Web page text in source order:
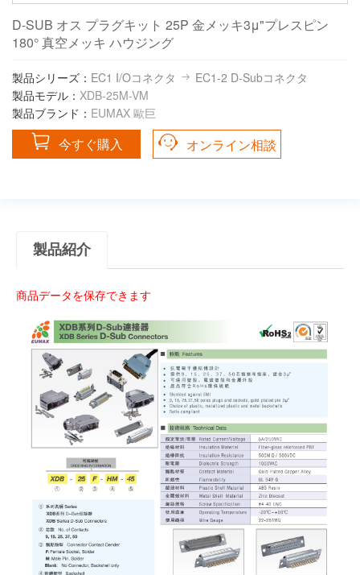
D-SUB オス プラグキット 25P 金メッキ3μ"プレスピン
180° 真空メッキ ハウジング
製品シリーズ： EC1 I/Oコネクタ
EC1-2 D-Subコネクタ
製品モデル： XDB-25M-VM
製品ブランド： EUMAX 歐巨
今すぐ購入 オンライン相談
製品紹介
商品データを保存できます